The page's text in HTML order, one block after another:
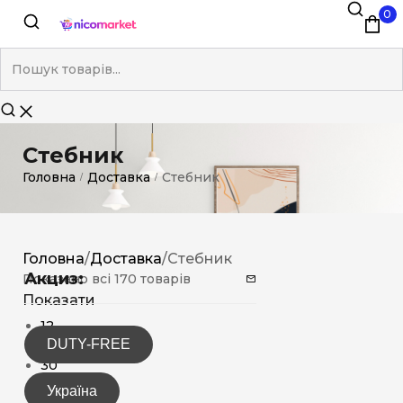
0
Стебник
Головна / Доставка / Стебник
Акциз:
DUTY-FREE
Україна
Головна/Доставка/Стебник
Показано всі 170 товарів
Показати
12
15
30